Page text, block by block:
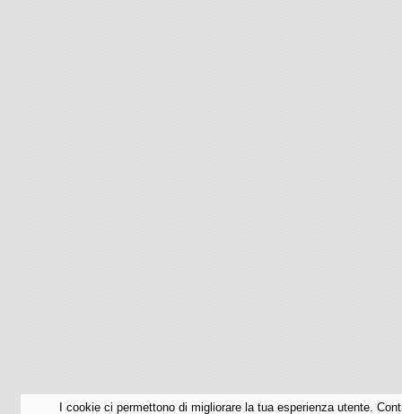
I cookie ci permettono di migliorare la tua esperienza utente.